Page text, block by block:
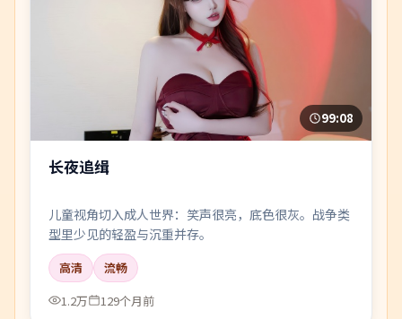
99:08
长夜追缉
儿童视角切入成人世界：笑声很亮，底色很灰。战争类
型里少见的轻盈与沉重并存。
高清
流畅
1.2万
129个月前